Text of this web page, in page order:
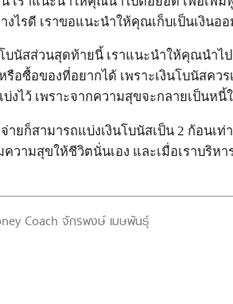
ไรดี เราขอแนะนำให้คุณเก็บเป็นเงินอ
บนัสส่วนสุดท้ายนี้ เราแนะนำให้คุณนำไ
อซื้อของที่อยากได้ เพราะเงินโบนัสค
งไว้ เพราะจากความสุขจะกลายเป็นห
ยก็สามารถแบ่งเงินโบนัสเป็น 2 ก้อนเ
ความสุขให้ชีวิตนั่นเอง และเมื่อเราบริ
Coach จักรพงษ์ เมษพันธุ์